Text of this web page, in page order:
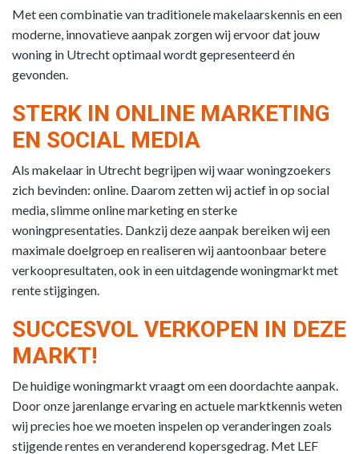
Met een combinatie van traditionele makelaarskennis en een
moderne, innovatieve aanpak zorgen wij ervoor dat jouw
woning in Utrecht optimaal wordt gepresenteerd én
gevonden.
STERK IN ONLINE MARKETING
EN SOCIAL MEDIA
Als makelaar in Utrecht begrijpen wij waar woningzoekers
zich bevinden: online. Daarom zetten wij actief in op social
media, slimme online marketing en sterke
woningpresentaties. Dankzij deze aanpak bereiken wij een
maximale doelgroep en realiseren wij aantoonbaar betere
verkoopresultaten, ook in een uitdagende woningmarkt met
rente stijgingen.
SUCCESVOL VERKOPEN IN DEZE
MARKT!
De huidige woningmarkt vraagt om een doordachte aanpak.
Door onze jarenlange ervaring en actuele marktkennis weten
wij precies hoe we moeten inspelen op veranderingen zoals
stijgende rentes en veranderend kopersgedrag. Met LEF